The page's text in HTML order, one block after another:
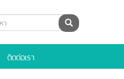
ค้นหา
ติดต่อเรา